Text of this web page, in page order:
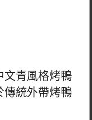
文青風格烤鴨
傳統外帶烤鴨